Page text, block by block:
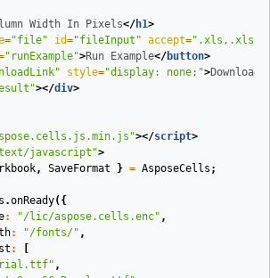
Width In Pixels</h1>
="file" id="fileInput" accept=
"runExample">Run Example</button>
style="display: none;">Download
></div>
></script>
javascript">
, SaveFormat } = AsposeCells ;
.onReady({
: "/lic/aspose.cells.enc" ,
: "/fonts/" ,
:
,